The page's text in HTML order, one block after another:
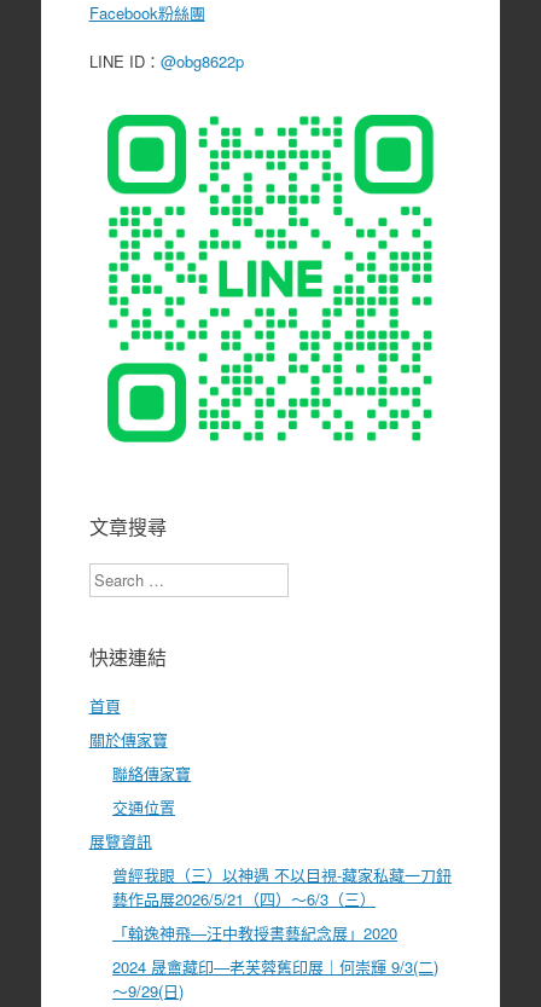
Facebook粉絲團
LINE ID： @obg8622p
文章搜尋
Search
快速連結
首頁
關於傳家寶
聯絡傳家寶
交通位置
展覽資訊
曾經我眼（三）以神遇 不以目視-藏家私藏一刀鈕
藝作品展2026/5/21（四）～6/3（三）
「翰逸神飛—汪中教授書藝紀念展」2020
2024 晟盦藏印—老芙蓉舊印展｜何崇輝 9/3(二)
～9/29(日)